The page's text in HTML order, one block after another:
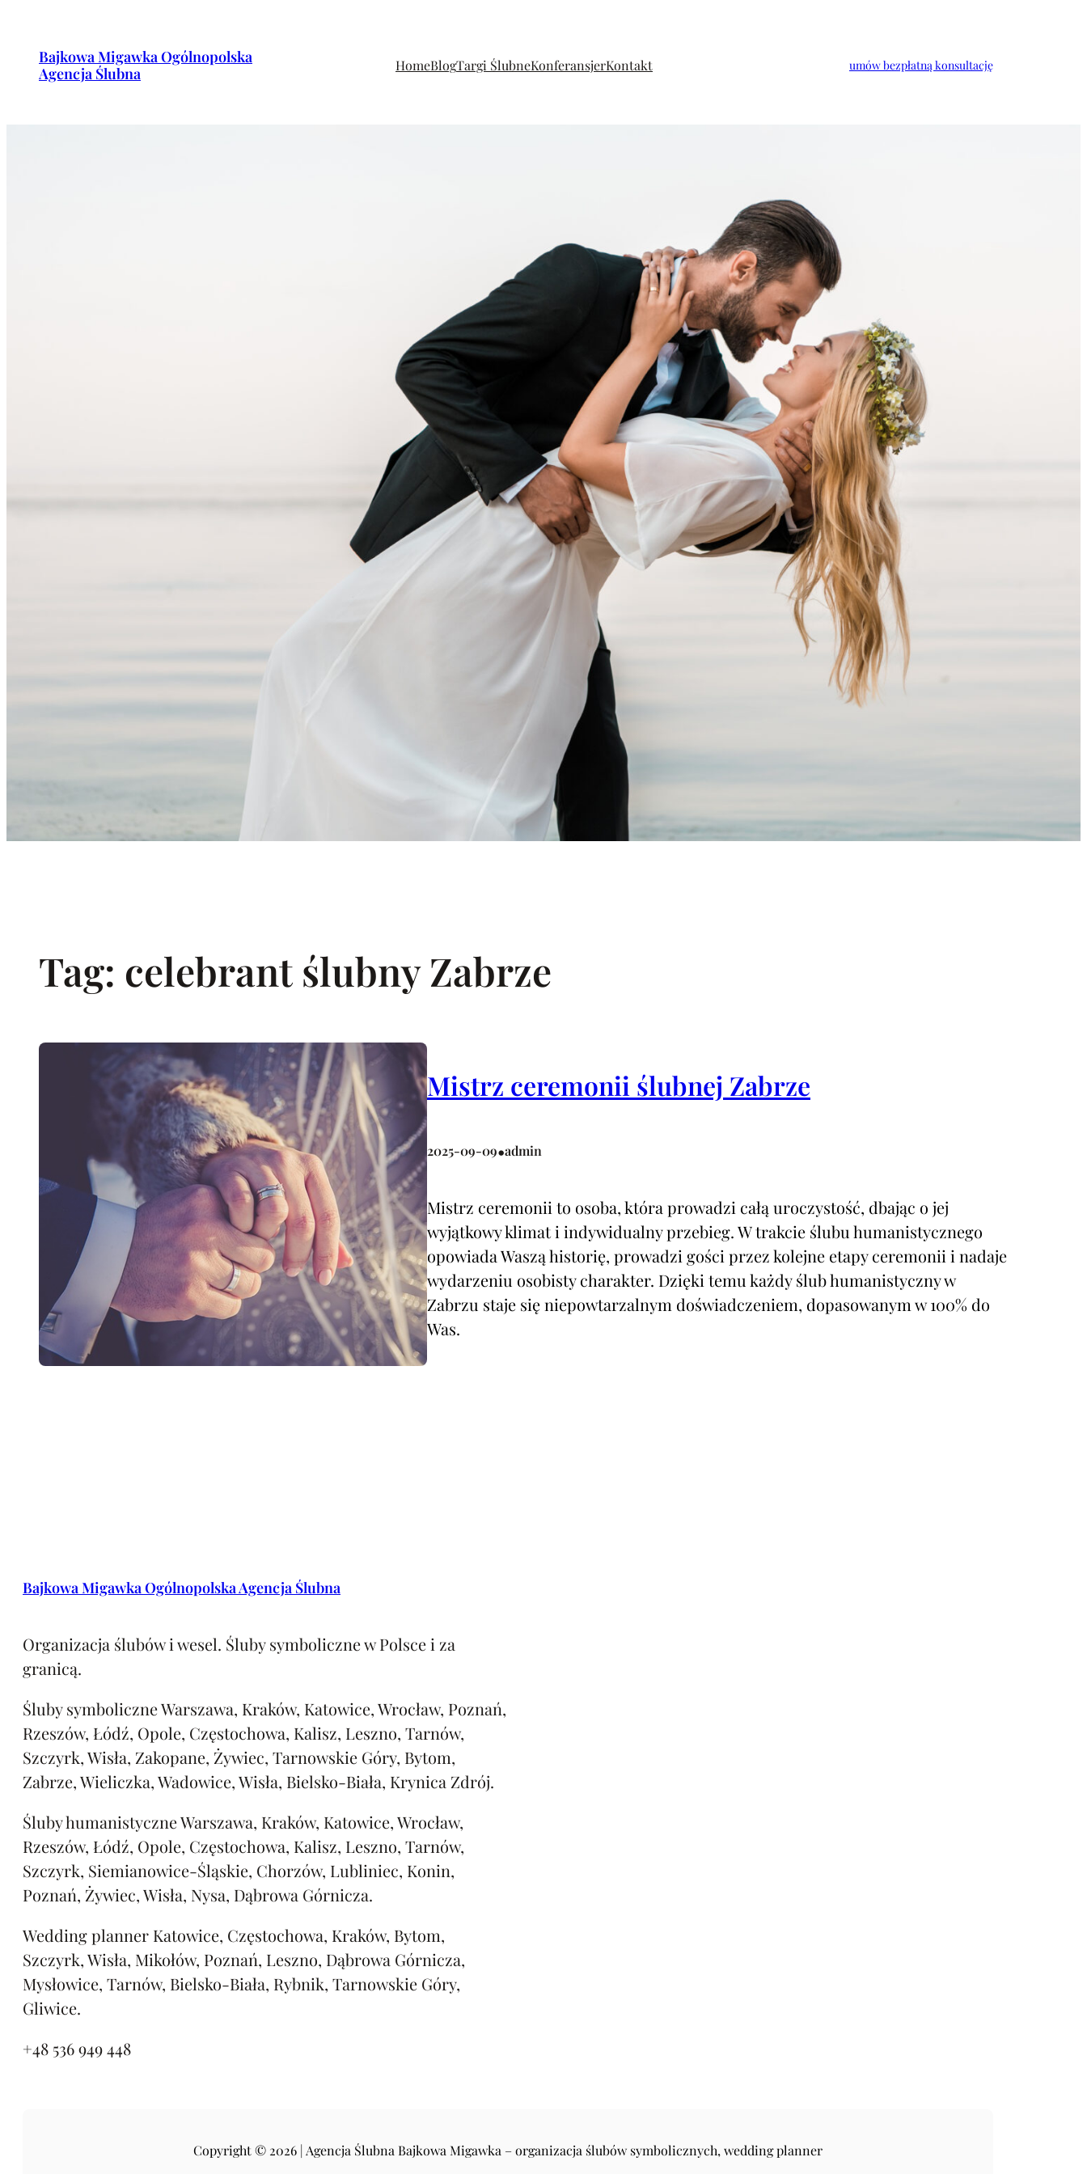
treściBajkowa Migawka Ogólnopolska
Agencja Ślubna
HomeBlogTargi ŚlubneKonferansjerKontakt umów bezpłatną konsultację
Tag: celebrant ślubny Zabrze
Mistrz ceremonii ślubnej Zabrze
2025-09-09•admin
Mistrz ceremonii to osoba, która prowadzi całą uroczystość, dbając o jej
wyjątkowy klimat i indywidualny przebieg. W trakcie ślubu humanistycznego
opowiada Waszą historię, prowadzi gości przez kolejne etapy ceremonii i nadaje
wydarzeniu osobisty charakter. Dzięki temu każdy ślub humanistyczny w
Zabrzu staje się niepowtarzalnym doświadczeniem, dopasowanym w 100% do
Was.
Bajkowa Migawka Ogólnopolska Agencja Ślubna
Organizacja ślubów i wesel. Śluby symboliczne w Polsce i za
granicą.
Śluby symboliczne Warszawa, Kraków, Katowice, Wrocław, Poznań,
Rzeszów, Łódź, Opole, Częstochowa, Kalisz, Leszno, Tarnów,
Szczyrk, Wisła, Zakopane, Żywiec, Tarnowskie Góry, Bytom,
Zabrze, Wieliczka, Wadowice, Wisła, Bielsko-Biała, Krynica Zdrój.
Śluby humanistyczne Warszawa, Kraków, Katowice, Wrocław,
Rzeszów, Łódź, Opole, Częstochowa, Kalisz, Leszno, Tarnów,
Szczyrk, Siemianowice-Śląskie, Chorzów, Lubliniec, Konin,
Poznań, Żywiec, Wisła, Nysa, Dąbrowa Górnicza.
Wedding planner Katowice, Częstochowa, Kraków, Bytom,
Szczyrk, Wisła, Mikołów, Poznań, Leszno, Dąbrowa Górnicza,
Mysłowice, Tarnów, Bielsko-Biała, Rybnik, Tarnowskie Góry,
Gliwice.
+48 536 949 448
Copyright © 2026 | Agencja Ślubna Bajkowa Migawka – organizacja ślubów symbolicznych, wedding planner